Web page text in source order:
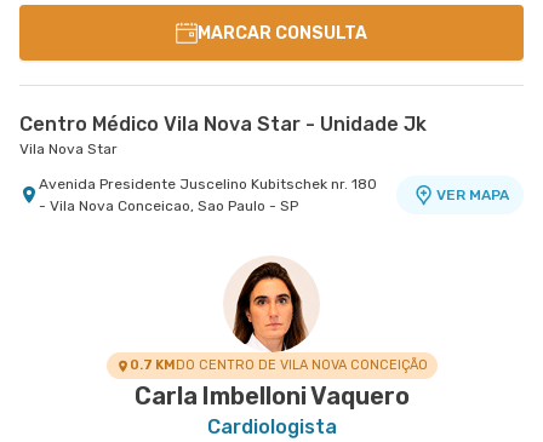
MARCAR CONSULTA
Centro Médico Vila Nova Star - Unidade Jk
Vila Nova Star
Avenida Presidente Juscelino Kubitschek nr. 180
- Vila Nova Conceicao, Sao Paulo - SP
VER MAPA
0.7 KMDO CENTRO DE VILA NOVA CONCEIÇÃO
Carla Imbelloni Vaquero
Cardiologista